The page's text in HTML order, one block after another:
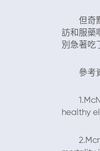
但奇點
訪和服藥
別急著吃
參考資
healthy